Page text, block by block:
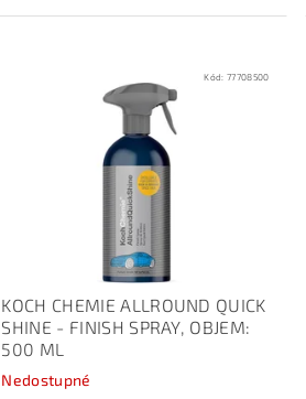
Kód: 77708500
KOCH CHEMIE ALLROUND QUICK
SHINE - FINISH SPRAY, OBJEM:
500 ML
Nedostupné